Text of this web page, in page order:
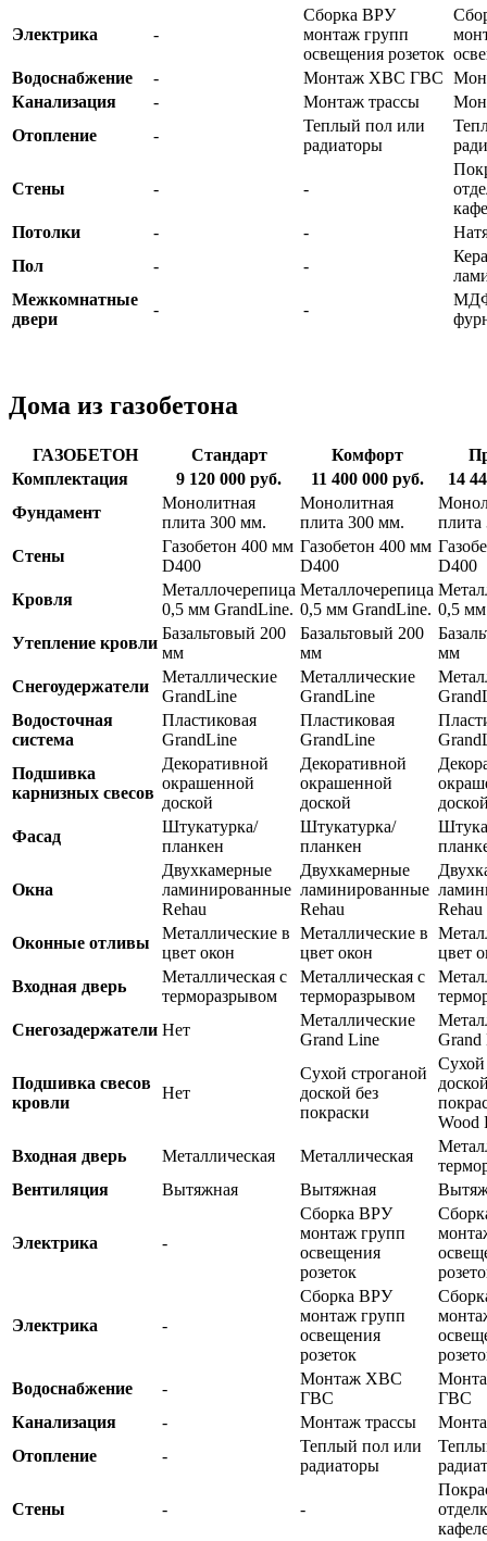
Электрика -
Сборка ВРУ
монтаж групп
освещения розеток
Водоснабжение
- Монтаж ХВС ГВС
Канализация
- Монтаж трассы
Отопление
-
Теплый пол или
радиаторы
Стены - -
Потолки
- -
Пол
- -
Межкомнатные
двери
- -
Дома из газобетона
ГАЗОБЕТОН Стандарт Комфорт
Комплектация
9 120 000 руб. 11 400 000руб.
14
Фундамент
Монолитная
плита 300 мм.
Монолитная
плита 300 мм.
Стены
Газобетон 400 мм
D400
Газобетон 400 мм
D400
D400
Кровля
Металлочерепица
0,5 мм GrandLine.
Металлочерепица
0,5 мм GrandLine. 0,5
Утепление кровли
Базальтовый 200
мм
Базальтовый 200
мм
мм
Снегоудержатели
Металлические
GrandLine
Металлические
GrandLine
Водосточная
система
Пластиковая
GrandLine
Пластиковая
GrandLine
Подшивка
карнизных свесов
Декоративной
окрашенной
доской
Декоративной
окрашенной
доской
Фасад
Штукатурка/
планкен
Штукатурка/
планкен
Окна
Двухкамерные
ламинированные
Rehau
Двухкамерные
ламинированные
Rehau
Rehau
Оконные отливы
Металлические в
цвет окон
Металлические в
цвет окон
цвет
Входная дверь
Металлическая с
терморазрывом
Металлическая с
терморазрывом
Снегозадержатели Нет
Металлические
Grand Line
Grand
Подшивка свесов
кровли
Нет
Сухой строганой
доской без
покраски
Сухой
Wood
Входная дверь
Металлическая Металлическая
Вентиляция
Вытяжная Вытяжная
Электрика -
Сборка ВРУ
монтаж групп
освещения
розеток
Электрика -
Сборка ВРУ
монтаж групп
освещения
розеток
Водоснабжение
-
Монтаж ХВС
ГВС
ГВС
Канализация
- Монтаж трассы
Отопление
-
Теплый пол или
радиаторы
Стены - -